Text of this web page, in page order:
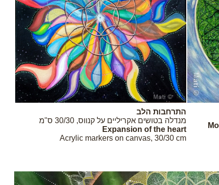
התרחבות הלב
מנדלה בטושים אקריליים על קנווס, 30/30 ס"מ
Expansion of the heart
Acrylic markers on canvas, 30/30 cm